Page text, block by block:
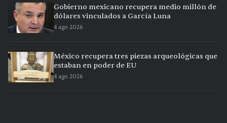
Gobierno mexicano recupera medio millón de
dólares vinculados a García Luna
4 ago 2026
México recupera tres piezas arqueológicas que
estaban en poder de EU
4 ago 2026